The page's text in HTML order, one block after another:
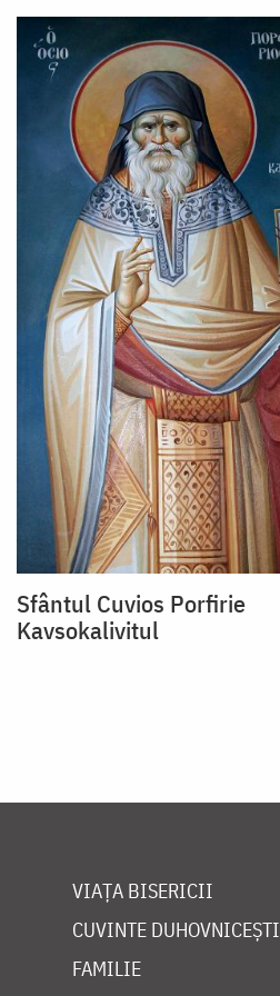
Sfântul Cuvios Porfirie
Kavsokalivitul
VIAȚA BISERICII
CUVINTE DUHOVNICEȘTI
FAMILIE